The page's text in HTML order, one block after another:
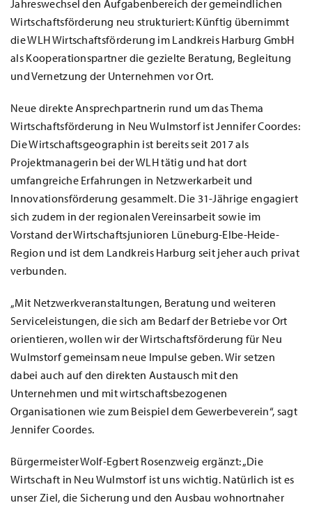
Jahreswechsel den Aufgabenbereich der gemeindlichen
Wirtschaftsförderung neu strukturiert: Künftig übernimmt
die WLH Wirtschaftsförderung im Landkreis Harburg GmbH
als Kooperationspartner die gezielte Beratung, Begleitung
und Vernetzung der Unternehmen vor Ort.
Neue direkte Ansprechpartnerin rund um das Thema
Wirtschaftsförderung in Neu Wulmstorf ist Jennifer Coordes:
Die Wirtschaftsgeographin ist bereits seit 2017 als
Projektmanagerin bei der WLH tätig und hat dort
umfangreiche Erfahrungen in Netzwerkarbeit und
Innovationsförderung gesammelt. Die 31-Jährige engagiert
sich zudem in der regionalen Vereinsarbeit sowie im
Vorstand der Wirtschaftsjunioren Lüneburg-Elbe-Heide-
Region und ist dem Landkreis Harburg seit jeher auch privat
verbunden.
„Mit Netzwerkveranstaltungen, Beratung und weiteren
Serviceleistungen, die sich am Bedarf der Betriebe vor Ort
orientieren, wollen wir der Wirtschaftsförderung für Neu
Wulmstorf gemeinsam neue Impulse geben. Wir setzen
dabei auch auf den direkten Austausch mit den
Unternehmen und mit wirtschaftsbezogenen
Organisationen wie zum Beispiel dem Gewerbeverein“, sagt
Jennifer Coordes.
Bürgermeister Wolf-Egbert Rosenzweig ergänzt: „Die
Wirtschaft in Neu Wulmstorf ist uns wichtig. Natürlich ist es
unser Ziel, die Sicherung und den Ausbau wohnortnaher